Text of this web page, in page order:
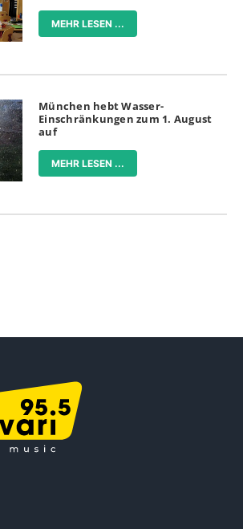
MEHR LESEN ...
München hebt Wasser-
Einschränkungen zum 1. August
auf
MEHR LESEN ...